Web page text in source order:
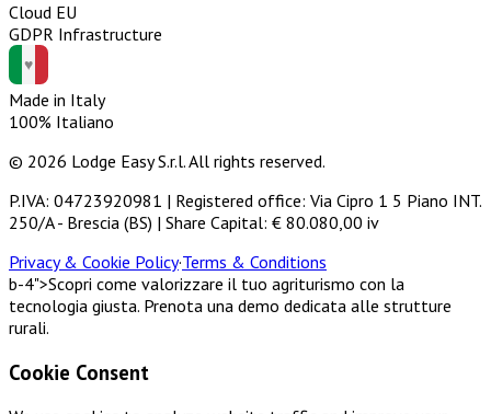
Cloud EU
GDPR Infrastructure
Made in Italy
100% Italiano
© 2026 Lodge Easy S.r.l. All rights reserved.
P.IVA: 04723920981 | Registered office: Via Cipro 1 5 Piano INT.
250/A - Brescia (BS) | Share Capital: € 80.080,00 iv
Privacy & Cookie Policy·Terms & Conditions
b-4">Scopri come valorizzare il tuo agriturismo con la
tecnologia giusta. Prenota una demo dedicata alle strutture
rurali.
Cookie Consent